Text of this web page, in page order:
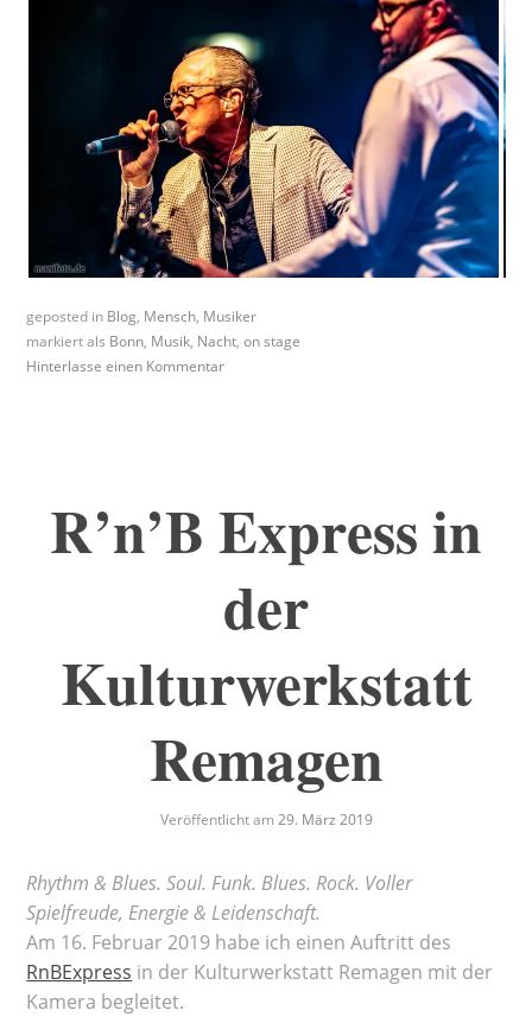
geposted in Blog, Mensch, Musiker
markiert als Bonn, Musik, Nacht,on stage
Hinterlasse einen Kommentar
R’n’B Express in
der
Kulturwerkstatt
Remagen
Veröffentlicht am 29. März 2019
Rhythm & Blues. Soul. Funk. Blues. Rock. Voller
Spielfreude, Energie & Leidenschaft.
Am 16. Februar 2019 habe ich einen Auftritt des
RnBExpress in der Kulturwerkstatt Remagen mit der
Kamera begleitet.